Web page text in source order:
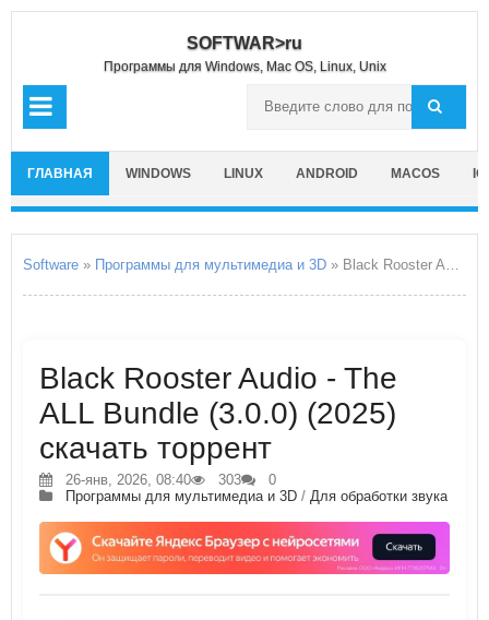
SOFTWAR>ru
Программы для Windows, Mac OS, Linux, Unix
ГЛАВНАЯ WINDOWS LINUX ANDROID MACOS
Software » Программы для мультимедиа и 3D » Black Rooster Audio - The ALL Bundle
Black Rooster Audio - The
ALL Bundle (3.0.0) (2025)
скачать торрент
26-янв, 2026, 08:40 303
0
Программы для мультимедиа и 3D / Для обработки звука